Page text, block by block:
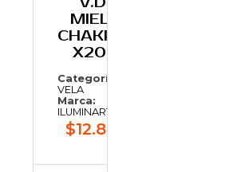
MIEL 7
CHAKRAS
X20 U
Categoría:
VELA
Marca:
ILUMINARTE
$12.882,25